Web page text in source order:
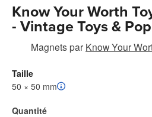
Know Your Worth
- Vintage Toys &
Retro Collectibles
Magnetspar Know Your
Taille
50 × 50 mm
Quantité